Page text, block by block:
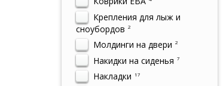
Крепления для лыж и
сноубордов 2
Молдинги на двери 2
Накидки на сиденья 7
Накладки 17